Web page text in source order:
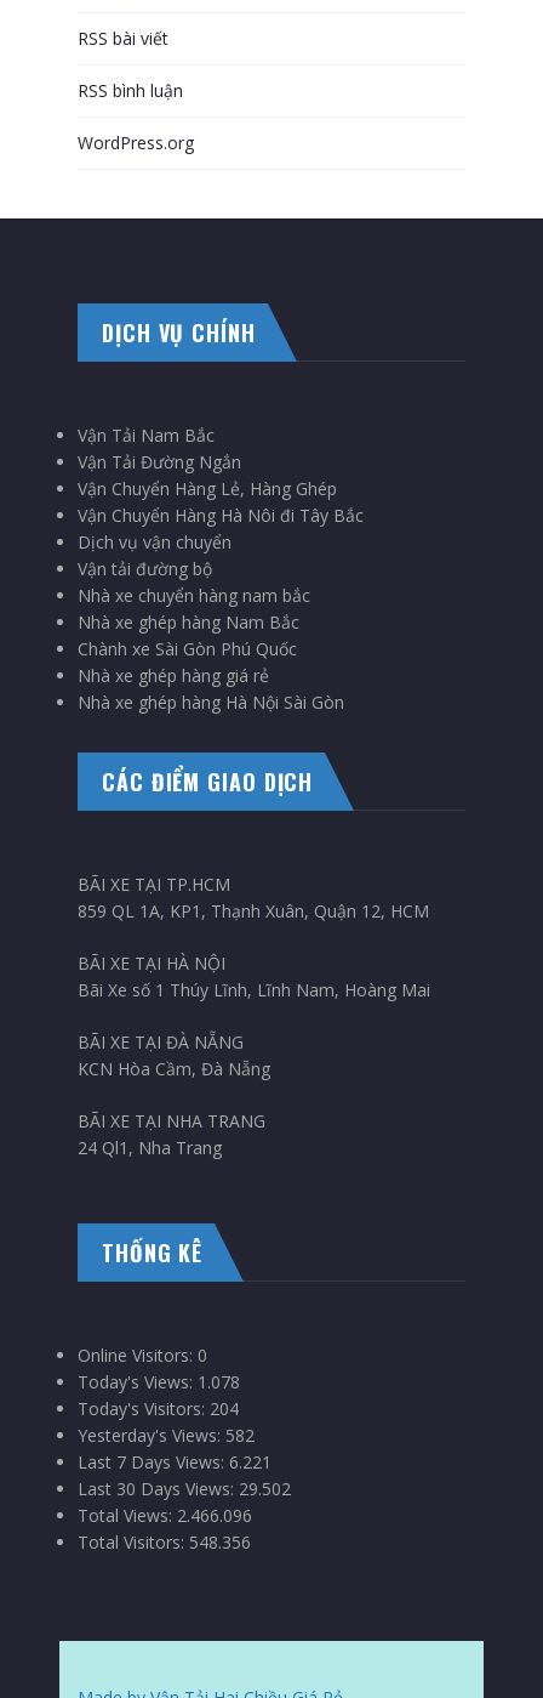
RSS bài viết
RSS bình luận
WordPress.org
DỊCH VỤ CHÍNH
Vận Tải Nam Bắc
Vận Tải Đường Ngắn
Vận Chuyển Hàng Lẻ, Hàng Ghép
Vận Chuyển Hàng Hà Nôi đi Tây Bắc
Dịch vụ vận chuyển
Vận tải đường bộ
Nhà xe chuyển hàng nam bắc
Nhà xe ghép hàng Nam Bắc
Chành xe Sài Gòn Phú Quốc
Nhà xe ghép hàng giá rẻ
Nhà xe ghép hàng Hà Nội Sài Gòn
CÁC ĐIỂM GIAO DỊCH
BÃI XE TẠI TP.HCM
859 QL 1A, KP1, Thạnh Xuân, Quận 12, HCM
BÃI XE TẠI HÀ NỘI
Bãi Xe số 1 Thúy Lĩnh, Lĩnh Nam, Hoàng Mai
BÃI XE TẠI ĐÀ NẴNG
KCN Hòa Cầm, Đà Nẵng
BÃI XE TẠI NHA TRANG
24 Ql1, Nha Trang
THỐNG KÊ
Online Visitors: 0
Today's Views: 1.078
Today's Visitors: 204
Yesterday's Views: 582
Last 7 Days Views: 6.221
Last 30 Days Views: 29.502
Total Views: 2.466.096
Total Visitors: 548.356